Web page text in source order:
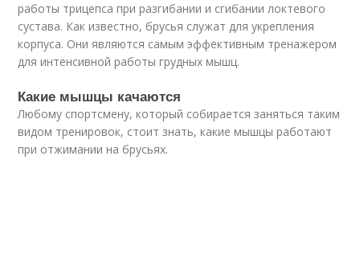
работы трицепса при разгибании и сгибании локтевого
сустава. Как известно, брусья служат для укрепления
корпуса. Они являются самым эффективным тренажером
для интенсивной работы грудных мышц.
Какие мышцы качаются
Любому спортсмену, который собирается заняться таким
видом тренировок, стоит знать, какие мышцы работают
при отжимании на брусьях.